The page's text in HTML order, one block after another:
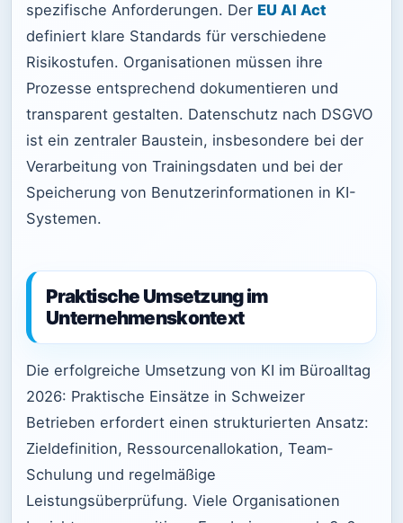
spezifische Anforderungen. Der EU AI Act
definiert klare Standards für verschiedene
Risikostufen. Organisationen müssen ihre
Prozesse entsprechend dokumentieren und
transparent gestalten. Datenschutz nach DSGVO
ist ein zentraler Baustein, insbesondere bei der
Verarbeitung von Trainingsdaten und bei der
Speicherung von Benutzerinformationen in KI-
Systemen.
Praktische Umsetzung im
Unternehmenskontext
Die erfolgreiche Umsetzung von KI im Büroalltag
2026: Praktische Einsätze in Schweizer
Betrieben erfordert einen strukturierten Ansatz:
Zieldefinition, Ressourcenallokation, Team-
Schulung und regelmäßige
Leistungsüberprüfung. Viele Organisationen